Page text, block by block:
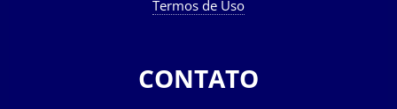
Termos de Uso
CONTATO